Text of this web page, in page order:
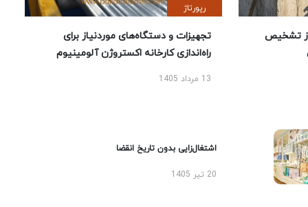
تشخیص
رپورتاژ
تجهیزات و دستگاه‌های موردنیاز برای
راه‌اندازی کارخانه اکستروژن آلومینیوم
13 مرداد 1405
اشتغال‌زایی بدون تاریخ انقضا
20 تیر 1405